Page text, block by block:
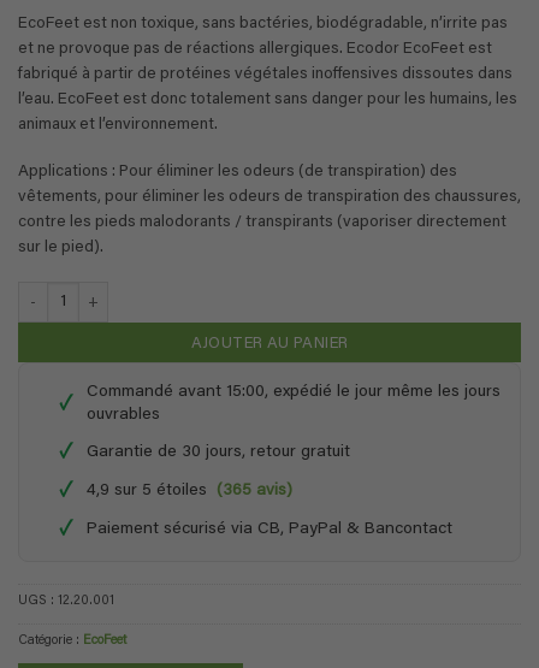
EcoFeet est non toxique, sans bactéries, biodégradable, n’irrite pas
et ne provoque pas de réactions allergiques. Ecodor EcoFeet est
fabriqué à partir de protéines végétales inoffensives dissoutes dans
l’eau. EcoFeet est donc totalement sans danger pour les humains, les
animaux et l’environnement.
Applications : Pour éliminer les odeurs (de transpiration) des
vêtements, pour éliminer les odeurs de transpiration des chaussures,
contre les pieds malodorants / transpirants (vaporiser directement
sur le pied).
AJOUTER AU PANIER
✓
Commandé avant 15:00, expédié le jour même les jours
ouvrables
✓ Garantie de 30 jours, retour gratuit
✓ 4,9 sur 5 étoiles (365 avis)
✓ Paiement sécurisé via CB, PayPal & Bancontact
UGS : 12.20.001
Catégorie : EcoFeet